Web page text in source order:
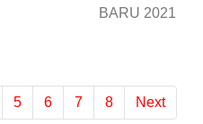
BARU 2021
5 6 7 8 Next